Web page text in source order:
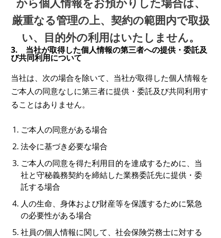
厳重なる管理の上、契約の範囲内で取扱
い、目的外の利用はいたしません。
3. 当社が取得した個人情報の第三者への提供・委託及
び共同利用について
当社は、次の場合を除いて、当社が取得した個人情報を
ご本人の同意なしに第三者に提供・委託及び共同利用す
ることはありません。
ご本人の同意がある場合
法令に基づき必要な場合
ご本人の同意を得た利用目的を達成するために、当
社と守秘義務契約を締結した業務委託先に提供・委
託する場合
人の生命、身体および財産等を保護するために緊急
の必要性がある場合
社員の個人情報に関して、社会保険労務士に対する